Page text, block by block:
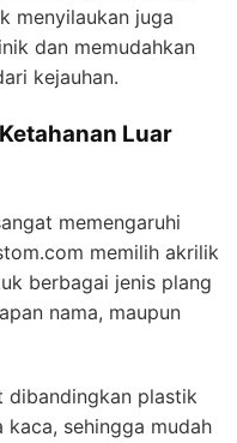
menyilaukan juga
dan memudahkan
kejauhan.
Luar
memengaruhi
memilih akrilik
berbagai jenis plang
nama, maupun
plastik
sehingga mudah